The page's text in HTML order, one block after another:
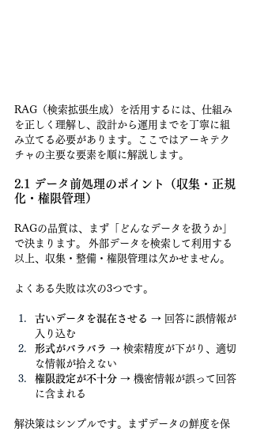
RAG（検索拡張生成）を活用するには、仕組み
を正しく理解し、設計から運用までを丁寧に組
み立てる必要があります。ここではアーキテク
チャの主要な要素を順に解説します。
2.1 データ前処理のポイント（収集・正規
化・権限管理）
RAGの品質は、まず「どんなデータを扱うか」
で決まります。 外部データを検索して利用する
以上、収集・整備・権限管理は欠かせません。
よくある失敗は次の3つです。
古いデータを混在させる → 回答に誤情報が
入り込む
形式がバラバラ → 検索精度が下がり、適切
な情報が拾えない
権限設定が不十分 → 機密情報が誤って回答
に含まれる
解決策はシンプルです。まずデータの鮮度を保